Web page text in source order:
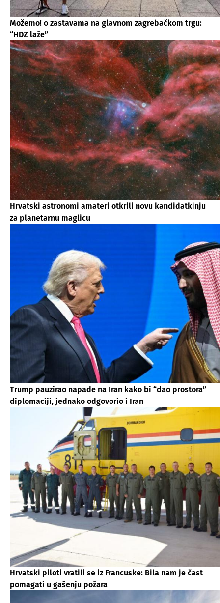
Možemo! o zastavama na glavnom zagrebačkom trgu:
“HDZ laže”
Hrvatski astronomi amateri otkrili novu kandidatkinju
za planetarnu maglicu
Trump pauzirao napade na Iran kako bi “dao prostora”
diplomaciji, jednako odgovorio i Iran
Hrvatski piloti vratili se iz Francuske: Bila nam je čast
pomagati u gašenju požara